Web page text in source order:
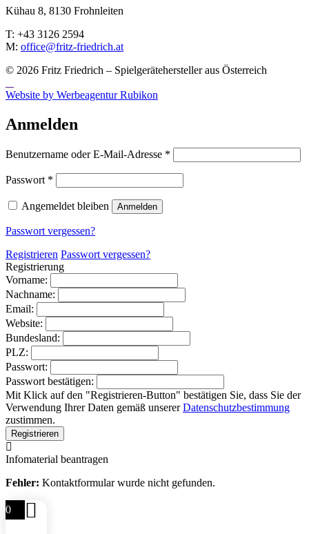
Kühau 8, 8130 Frohn­leiten
T: +43 3126 2594
M: office@fritz-fried­rich.at
© 2026 Fritz Friedrich – Spielgerätehersteller aus Österreich
Website by Werbeagentur Rubikon
Anmelden
Benutzername oder E-Mail-Adresse *
Passwort *
Angemeldet bleiben Anmelden
Passwort vergessen?
Registrieren Passwort vergessen?
Registrierung
Vorname:
Nachname:
Email:
Website:
Bundesland:
PLZ:
Passwort:
Passwort bestätigen:
Mit Klick auf den "Registrieren-Button" bestätigen Sie, dass Sie der
Verwendung Ihrer Daten gemäß unsererDatenschutzbestimmung
zustimmen.
Infomaterial beantragen
Fehler: Kontaktformular wurde nicht gefunden.
0